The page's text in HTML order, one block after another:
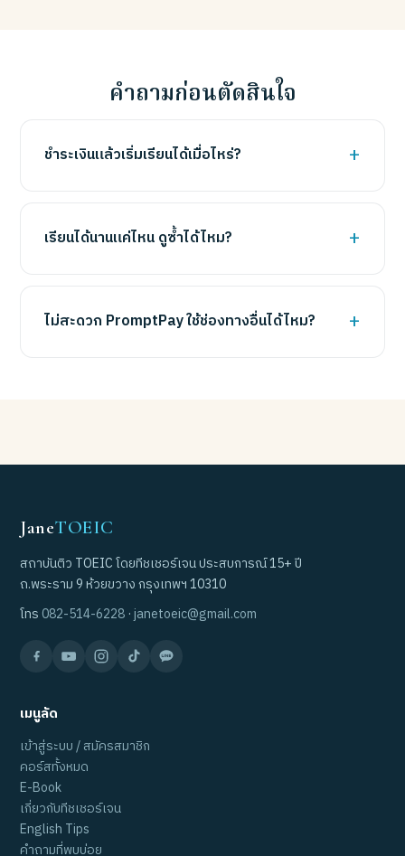
คำถามก่อนตัดสินใจ
ชำระเงินแล้วเริ่มเรียนได้เมื่อไหร่?
เรียนได้นานแค่ไหน ดูซ้ำได้ไหม?
ไม่สะดวก PromptPay ใช้ช่องทางอื่นได้ไหม?
JaneTOEIC
สถาบันติว TOEIC โดยทีชเชอร์เจน ประสบการณ์ 15+ ปี
ถ.พระราม 9 ห้วยขวาง กรุงเทพฯ 10310
โทร 082-514-6228 ·janetoeic@gmail.com
เมนูลัด
เข้าสู่ระบบ / สมัครสมาชิก
คอร์สทั้งหมด
E-Book
เกี่ยวกับทีชเชอร์เจน
English Tips
คำถามที่พบบ่อย